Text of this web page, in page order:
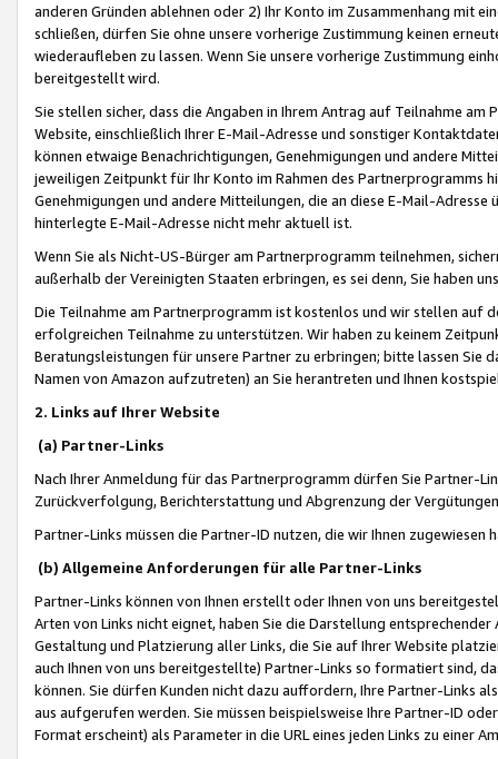
anderen Gründen ablehnen oder 2) Ihr Konto im Zusammenhang mit
schließen, dürfen Sie ohne unsere vorherige Zustimmung keinen
wiederaufleben zu lassen. Wenn Sie unsere vorherige Zustimmung
bereitgestellt wird.
Sie stellen sicher, dass die Angaben in Ihrem Antrag auf Teilnahme
Website, einschließlich Ihrer E-Mail-Adresse und sonstiger
können etwaige Benachrichtigungen, Genehmigungen und andere
jeweiligen Zeitpunkt für Ihr Konto im Rahmen des Partnerprogramms
Genehmigungen und andere Mitteilungen, die an diese E-Mail-
hinterlegte E-Mail-Adresse nicht mehr aktuell ist.
Wenn Sie als Nicht-US-Bürger am Partnerprogramm teilnehmen,
außerhalb der Vereinigten Staaten erbringen, es sei denn, Sie haben
Die Teilnahme am Partnerprogramm ist kostenlos und wir stellen auf
erfolgreichen Teilnahme zu unterstützen. Wir haben zu keinem
Beratungsleistungen für unsere Partner zu erbringen; bitte lassen Sie
Namen von Amazon aufzutreten) an Sie herantreten und Ihnen
2. Links auf Ihrer Website
(a) Partner-Links
Nach Ihrer Anmeldung für das Partnerprogramm dürfen Sie Partner-
Zurückverfolgung, Berichterstattung und Abgrenzung der
Partner-Links müssen die Partner-ID nutzen, die wir Ihnen zugewiesen
(b) Allgemeine Anforderungen für alle Partner-Links
Partner-Links können von Ihnen erstellt oder Ihnen von uns
Arten von Links nicht eignet, haben Sie die Darstellung
Gestaltung und Platzierung aller Links, die Sie auf Ihrer Website
auch Ihnen von uns bereitgestellte) Partner-Links so formatiert sind,
können. Sie dürfen Kunden nicht dazu auffordern, Ihre Partner-Links
aus aufgerufen werden. Sie müssen beispielsweise Ihre Partner-ID
Format erscheint) als Parameter in die URL eines jeden Links zu einer